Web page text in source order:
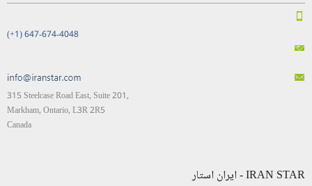
(+1) 647-674-4048
315 Steelcase Road East, Suite 201,
Markham, Ontario, L3R 2R5
Canada
IRAN STAR - ایران استار